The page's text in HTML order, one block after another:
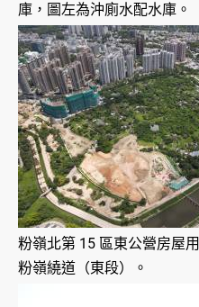
庫，圖左為沖廁水配水庫。
粉嶺北第 15 區東公營房屋
粉嶺繞道（東段）。